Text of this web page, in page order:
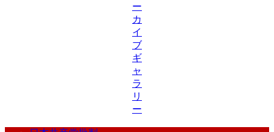
ー
カ
イ
ブ
ギ
ャ
ラ
リ
ー